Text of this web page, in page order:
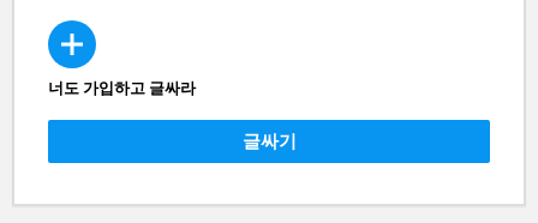
CREATE
너도 가입하고 글싸라
글싸기